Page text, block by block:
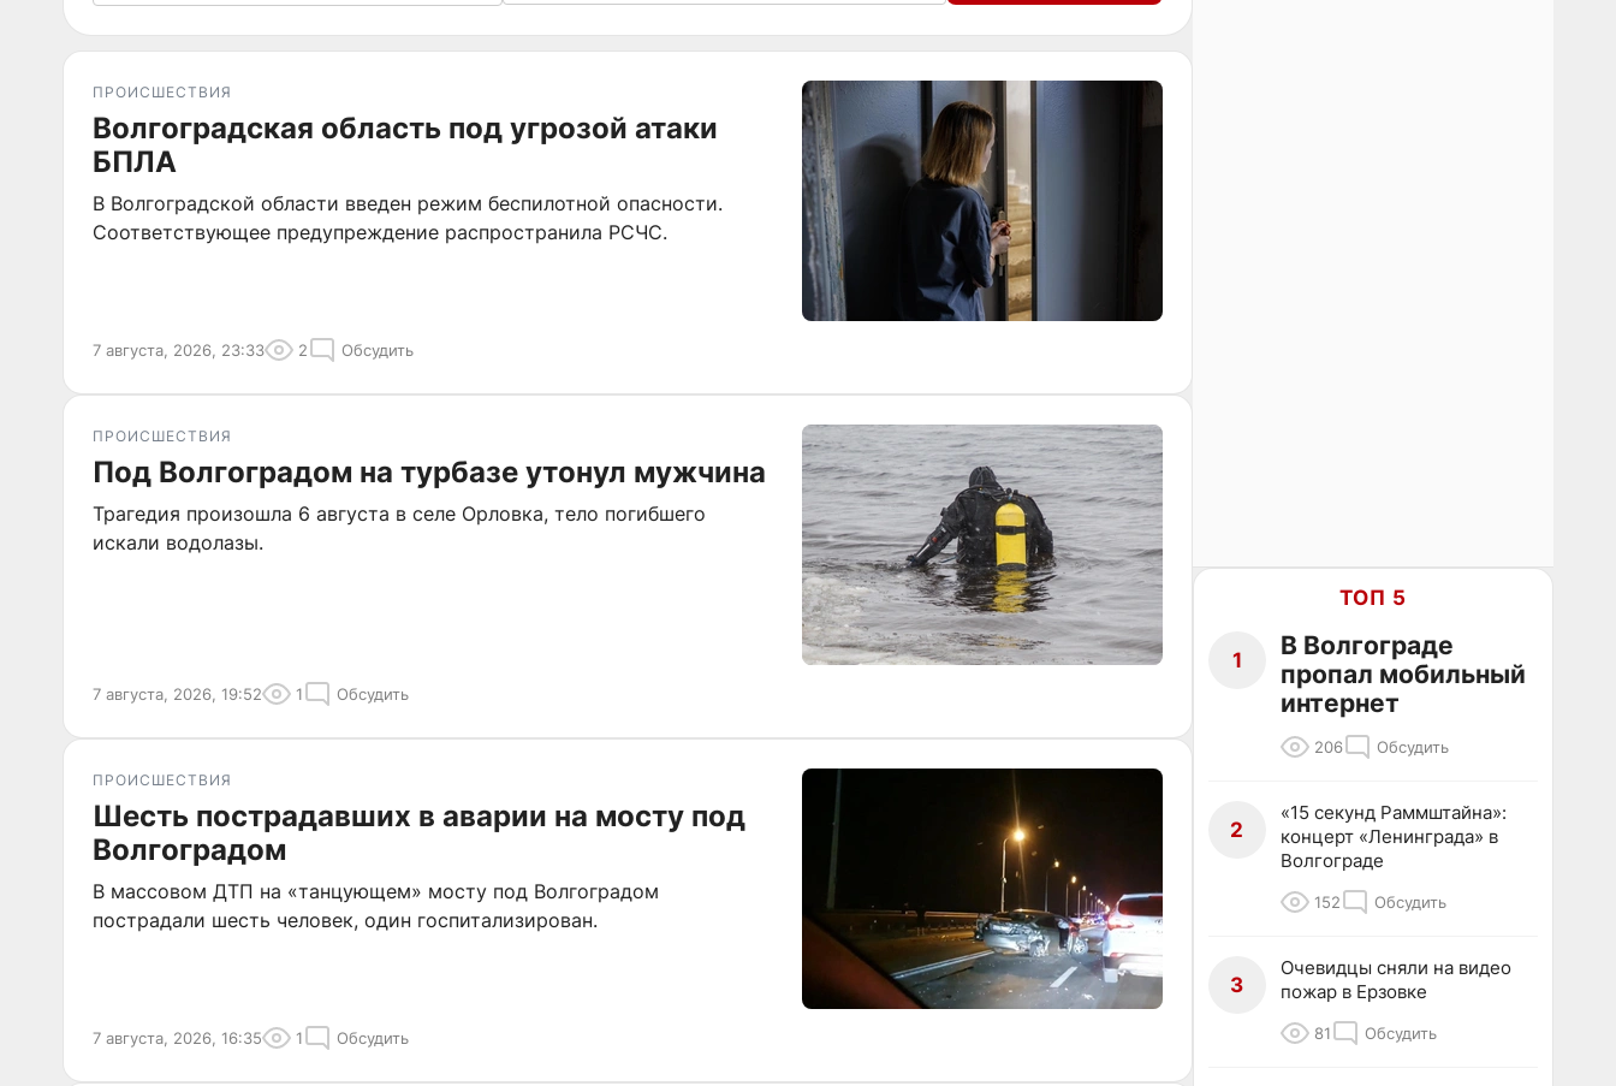
ПРОИСШЕСТВИЯ
Волгоградская область под угрозой атаки
БПЛА
В Волгоградской области введен режим беспилотной опасности.
Соответствующее предупреждение распространила РСЧС.
7 августа, 2026, 23:33 2 Обсудить
ПРОИСШЕСТВИЯ
Под Волгоградом на турбазе утонул мужчина
Трагедия произошла 6 августа в селе Орловка, тело погибшего
искали водолазы.
7 августа, 2026, 19:52 1 Обсудить
ПРОИСШЕСТВИЯ
Шесть пострадавших в аварии на мосту под
Волгоградом
В массовом ДТП на «танцующем» мосту под Волгоградом
пострадали шесть человек, один госпитализирован.
7 августа, 2026, 16:35 1 Обсудить
ТОП 5
1
В Волгограде
пропал мобильный
интернет
206 Обсудить
2
«15 секунд Раммштайна»:
концерт «Ленинграда» в
Волгограде
152 Обсудить
3
Очевидцы сняли на видео
пожар в Ерзовке
81 Обсудить